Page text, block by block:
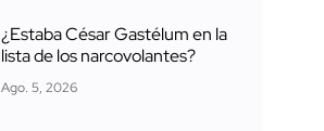
¿Estaba César Gastélum en la
lista de los narcovolantes?
Ago. 5, 2026